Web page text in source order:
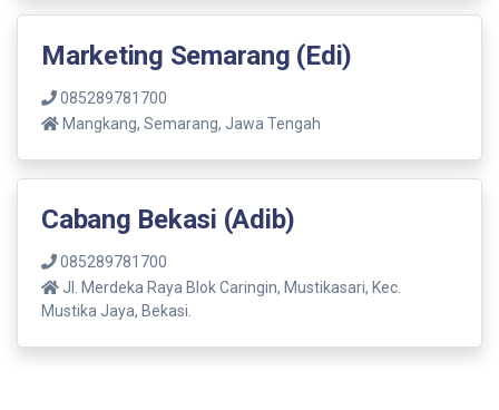
Marketing Semarang (Edi)
085289781700
Mangkang, Semarang, Jawa Tengah
Cabang Bekasi (Adib)
085289781700
Jl. Merdeka Raya Blok Caringin, Mustikasari, Kec.
Mustika Jaya, Bekasi.